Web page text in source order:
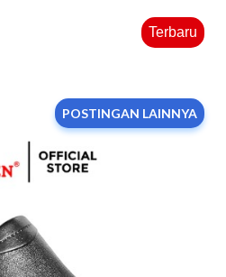
Penyuluhan kesehatan
para kader lansia, petugas
program lansia), atau
lansia. Tujuan melakukan
untuk memberikan arahan
melakukan gerakan sederhana
fisik mereka. Materi
Jiwa Bahagia Mengapa
lansia? Ketika
sarana prasarana yang
Terbaru
POSTINGAN LAINNYA